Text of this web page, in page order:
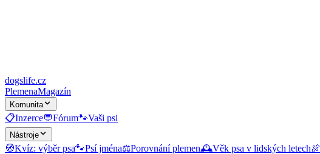
dogslife.cz
PlemenaMagazín
Komunita
📋Inzerce💬Fórum🐾Vaši psi
Nástroje
🧭Kvíz: výběr psa🐾Psí jména⚖️Porovnání plemen🕰️Věk psa v lidských letech🍖